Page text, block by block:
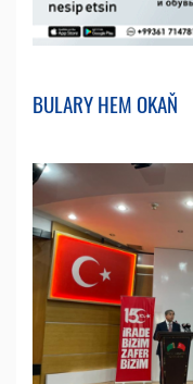
BULARY HEM OKAŇ